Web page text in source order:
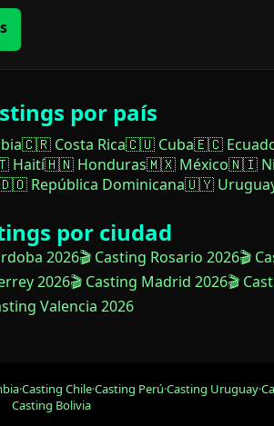
por país
🇨🇷 Costa Rica🇨🇺 Cuba🇪🇨
Haití🇭🇳 Honduras🇲🇽 México🇳🇮
República Dominicana🇺🇾
por ciudad
2026🎬 Casting Rosario 2026🎬
2026🎬 Casting Madrid 2026🎬
Valencia 2026
·Casting Chile·Casting Perú·Casting Uruguay·
Casting Bolivia